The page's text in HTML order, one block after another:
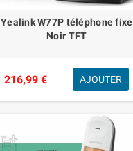
Yealink W77P téléphone fixe
Noir TFT
216,99 € AJOUTER